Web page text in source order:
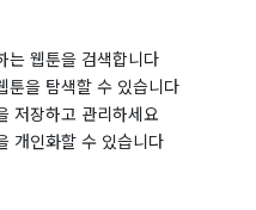
는 웹툰을 검색합니다
툰을 탐색할 수 있습니다
저장하고 관리하세요
개인화할 수 있습니다